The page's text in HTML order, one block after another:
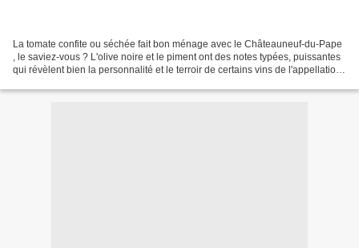
La tomate confite ou séchée fait bon ménage avec le Châteauneuf-du-Pape
, le saviez-vous ? L'olive noire et le piment ont des notes typées, puissantes
qui révèlent bien la personnalité et le terroir de certains vins de l'appellation .